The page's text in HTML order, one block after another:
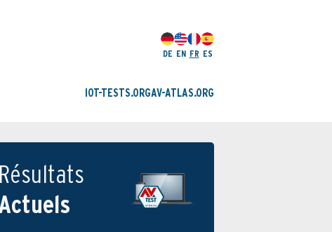
DE EN FR ES
IOT-TESTS.ORGAV-ATLAS.ORG
Résultats